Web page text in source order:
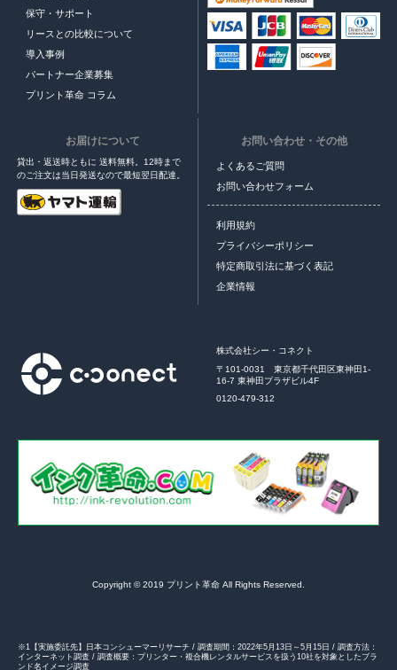
保守・サポート
リースとの比較について
導入事例
パートナー企業募集
プリント革命 コラム
お届けについて
貸出・返送時ともに 送料無料。12時まで
のご注文は当日発送なので最短翌日配達。
お問い合わせ・その他
よくあるご質問
お問い合わせフォーム
利用規約
プライバシーポリシー
特定商取引法に基づく表記
企業情報
株式会社シー・コネクト
〒101-0031 東京都千代田区東神田1-
16-7 東神田プラザビル4F
0120-479-312
Copyright © 2019 プリント革命 All Rights Reserved.
※1【実施委託先】日本コンシューマーリサーチ / 調査期間：2022年5月13日～5月15日 / 調査方法：
インターネット調査 / 調査概要：プリンター・複合機レンタルサービスを扱う10社を対象としたブラ
ンド名イメージ調査